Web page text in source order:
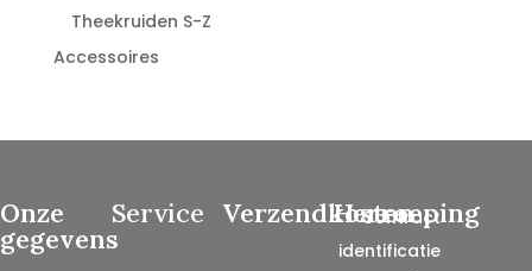
Theekruiden S-Z
Accessoires
Onze
gegevens
Service Verzendkosten
Herroeping
Contract
identificatie